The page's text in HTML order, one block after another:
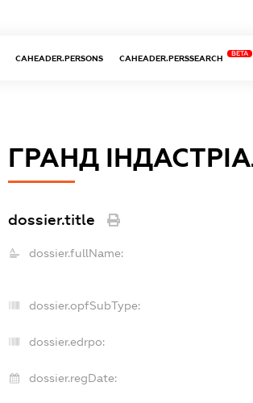
CAHEADER.PERSONS CAHEADER.PERSSEARCH
BETA
ГРАНД
dossier.title
dossier.fullName:
dossier.opfSubType:
dossier.edrpo:
dossier.regDate: